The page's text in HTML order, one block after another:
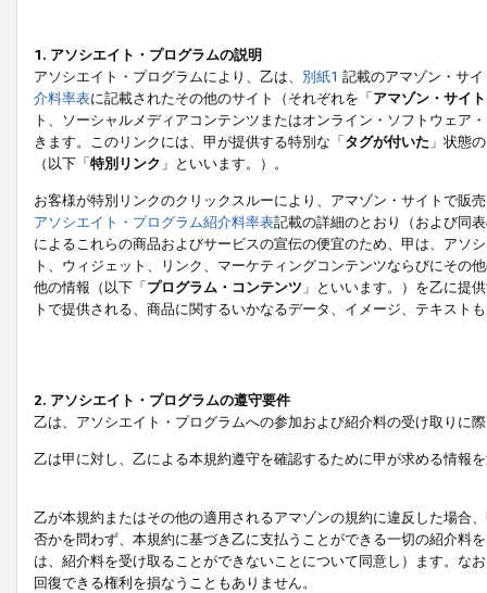
1. アソシエイト・プログラムの説明
アソシエイト・プログラムにより、乙は、 別紙1 記載のアマゾン・サ
介料率表に記載されたその他のサイト（それぞれを「アマゾン・サイト
ト、ソーシャルメディアコンテンツまたはオンライン・ソフトウェア
きます。このリンクには、甲が提供する特別な「タグが付いた 」状態
（以下「特別リンク 」といいます。）。
お客様が特別リンクのクリックスルーにより、アマゾン・サイトで販
アソシエイト・プログラム紹介料率表記載の詳細のとおり（および同
によるこれらの商品およびサービスの宣伝の便宜のため、甲は、アソ
ト、ウィジェット、リンク、マーケティングコンテンツならびにその
他の情報（以下「プログラム・コンテンツ 」といいます。）を乙に提
トで提供される、商品に関するいかなるデータ、イメージ、テキス
2. アソシエイト・プログラムの遵守要件
乙は、アソシエイト・プログラムへの参加および紹介料の受け取りに
乙は甲に対し、乙による本規約遵守を確認するために甲が求める情報
乙が本規約またはその他の適用されるアマゾンの規約に違反した場合
否かを問わず、本規約に基づき乙に支払うことができる一切の紹介料
は、紹介料を受け取ることができないことについて同意し）ます。な
回復できる権利を損なうこともありません。